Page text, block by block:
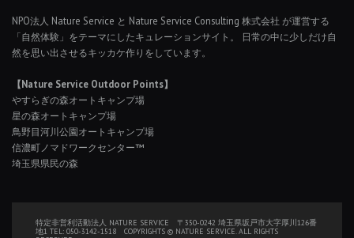
NPO法人 Nature Service と Nature Service Consulting 株式会社 が運営する
「自然体験」をテーマにしたキュレーションサイト。 日常の中に少しだけ自
然を思い出させるキッカケ作りをしています。
【Nature Service Outdoor Points】
やすらぎの森オートキャンプ場
星の森オートキャンプ場
鳥野目河川公園オートキャンプ場
信濃町ノマドワークセンター™
埼玉県県民の森
特定非営利活動法人 NATURE SERVICE 〒350-0242 埼玉県坂戸市大字厚川126番
地1 TEL: 050-3142-1518 COPYRIGHTS © NATURE SERVICE. ALL RIGHTS